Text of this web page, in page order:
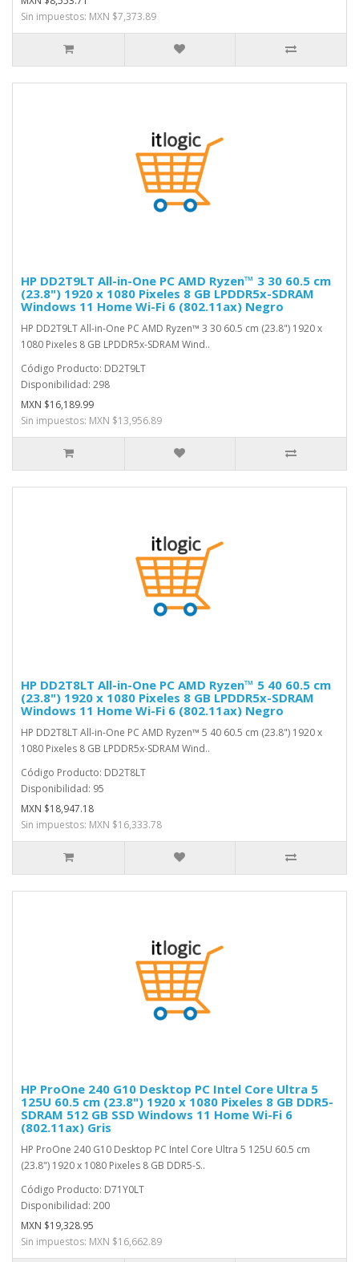
Sin impuestos: MXN $7,373.89
HP DD2T9LT All-in-One PC AMD Ryzen™ 3 30 60.5 cm
(23.8") 1920 x 1080 Pixeles 8 GB LPDDR5x-SDRAM
Windows 11 Home Wi-Fi 6 (802.11ax) Negro
HP DD2T9LT All-in-One PC AMD Ryzen™ 3 30 60.5 cm (23.8") 1920 x
1080 Pixeles 8 GB LPDDR5x-SDRAM Wind..
Código Producto: DD2T9LT
Disponibilidad: 298
MXN $16,189.99
Sin impuestos: MXN $13,956.89
HP DD2T8LT All-in-One PC AMD Ryzen™ 5 40 60.5 cm
(23.8") 1920 x 1080 Pixeles 8 GB LPDDR5x-SDRAM
Windows 11 Home Wi-Fi 6 (802.11ax) Negro
HP DD2T8LT All-in-One PC AMD Ryzen™ 5 40 60.5 cm (23.8") 1920 x
1080 Pixeles 8 GB LPDDR5x-SDRAM Wind..
Código Producto: DD2T8LT
Disponibilidad: 95
MXN $18,947.18
Sin impuestos: MXN $16,333.78
HP ProOne 240 G10 Desktop PC Intel Core Ultra 5
125U 60.5 cm (23.8") 1920 x 1080 Pixeles 8 GB DDR5-
SDRAM 512 GB SSD Windows 11 Home Wi-Fi 6
(802.11ax) Gris
HP ProOne 240 G10 Desktop PC Intel Core Ultra 5 125U 60.5 cm
(23.8") 1920 x 1080 Pixeles 8 GB DDR5-S..
Código Producto: D71Y0LT
Disponibilidad: 200
MXN $19,328.95
Sin impuestos: MXN $16,662.89